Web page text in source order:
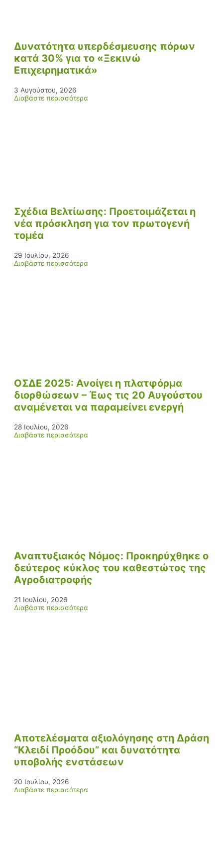
Δυνατότητα υπερδέσμευσης πόρων
κατά 30% για το «Ξεκινώ
Επιχειρηματικά»
3 Αυγούστου, 2026
Διαβάστε περισσότερα
Σχέδια Βελτίωσης: Προετοιμάζεται η
νέα πρόσκληση για τον πρωτογενή
τομέα
29 Ιουλίου, 2026
Διαβάστε περισσότερα
ΟΣΔΕ 2025: Ανοίγει η πλατφόρμα
διορθώσεων – Έως τις 20 Αυγούστου
αναμένεται να παραμείνει ενεργή
28 Ιουλίου, 2026
Διαβάστε περισσότερα
Αναπτυξιακός Νόμος: Προκηρύχθηκε ο
δεύτερος κύκλος του καθεστώτος της
Αγροδιατροφής
21 Ιουλίου, 2026
Διαβάστε περισσότερα
Αποτελέσματα αξιολόγησης στη Δράση
“Κλειδί Προόδου” και δυνατότητα
υποβολής ενστάσεων
20 Ιουλίου, 2026
Διαβάστε περισσότερα